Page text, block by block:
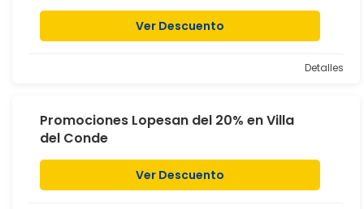
Ver Descuento
Detalles
Promociones Lopesan del 20% en Villa
del Conde
Ver Descuento